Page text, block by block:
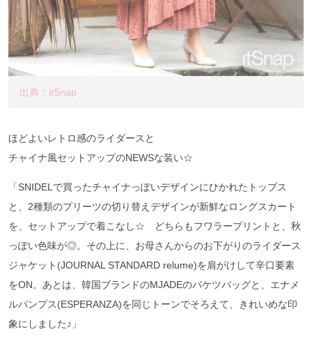
出典：itSnap
ほどよいレトロ感のライダースと
チャイナ風セットアップのNEWSな装い☆
「SNIDELで買ったチャイナっぽいデザインにひかれたトップス
と、2種類のプリーツの切り替えデザインが新鮮なロングスカート
を、セットアップで着こなし☆ どちらもフワラープリントと、秋
っぽい色味が◎。その上に、お母さんからのお下がりのライダース
ジャケット(JOURNAL STANDARD relume)を肩がけして辛口要素
をON。あとは、韓国ブランドのMJADEのバケツバッグと、エナメ
ルパンプス(ESPERANZA)を同じトーンでそろえて、きれいめな印
象にしました♪」